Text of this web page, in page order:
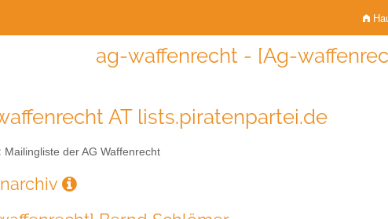
ag-waffenrecht - [Ag-
AT lists.piratenpartei.de
Mailingliste der AG Waffenrecht